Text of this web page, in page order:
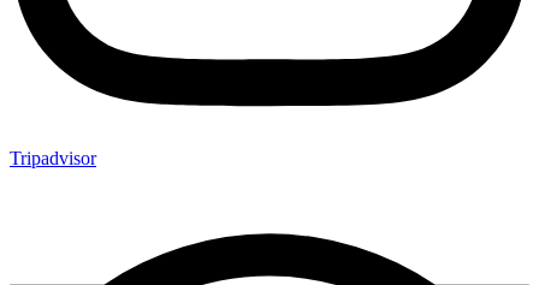
Tripadvisor